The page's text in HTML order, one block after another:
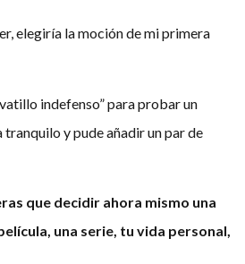
elegiría la moción de mi primera
indefenso” para probar un
y pude añadir un par de
que decidir ahora mismo una
una serie, tu vida personal,